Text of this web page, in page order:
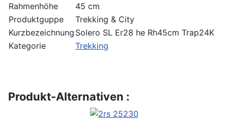
Rahmenhöhe
45 cm
Produktguppe
Trekking & City
Kurzbezeichnung Solero SL Er28 he Rh45cm Trap24K
Kategorie
Trekking
Produkt-Alternativen :